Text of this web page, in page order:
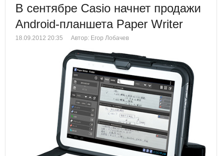
В сентябре Casio начнет продажи
Android-планшета Paper Writer
18.09.2012 20:35 Автор: Егор Лобачев